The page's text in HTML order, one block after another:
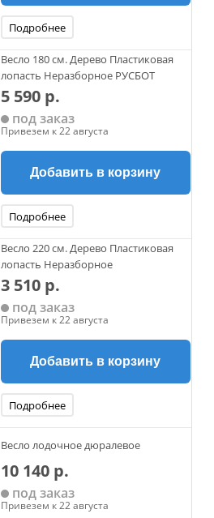
Подробнее
Весло 180 см. Дерево Пластиковая
лопасть Неразборное РУСБОТ
5 590 р.
под заказ
Привезем к 22 августа
Добавить в корзину
Подробнее
Весло 220 см. Дерево Пластиковая
лопасть Неразборное
3 510 р.
под заказ
Привезем к 22 августа
Добавить в корзину
Подробнее
Весло лодочное дюралевое
10 140 р.
под заказ
Привезем к 22 августа